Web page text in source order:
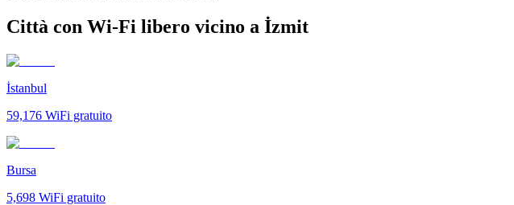
Città con Wi-Fi libero vicino a İzmit
İstanbul
59,176 WiFi gratuito
Bursa
5,698 WiFi gratuito